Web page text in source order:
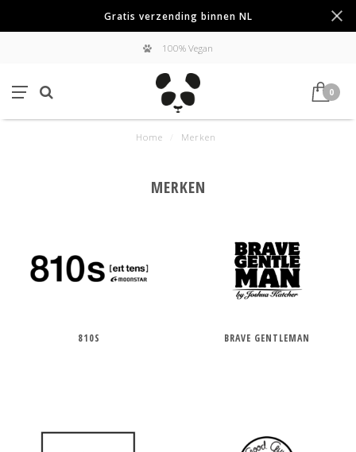
Gratis verzending binnen NL
100% Vegan
0
Home Merken
MERKEN
810S BRAVE GENTLEMAN